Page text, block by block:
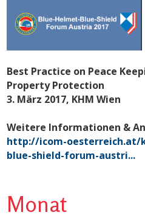
Best Practice on Peace
Property Protection
3. März 2017, KHM Wien
Weitere Informationen &
http://icom-oesterreich.at/
blue-shield-forum-austri...
Monat